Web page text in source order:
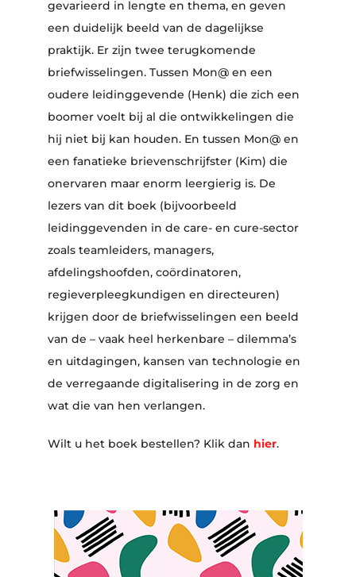
gevarieerd in lengte en thema, en geven
een duidelijk beeld van de dagelijkse
praktijk. Er zijn twee terugkomende
briefwisselingen. Tussen Mon@ en een
oudere leidinggevende (Henk) die zich een
boomer voelt bij al die ontwikkelingen die
hij niet bij kan houden. En tussen Mon@ en
een fanatieke brievenschrijfster (Kim) die
onervaren maar enorm leergierig is. De
lezers van dit boek (bijvoorbeeld
leidinggevenden in de care- en cure-sector
zoals teamleiders, managers,
afdelingshoofden, coördinatoren,
regieverpleegkundigen en directeuren)
krijgen door de briefwisselingen een beeld
van de – vaak heel herkenbare – dilemma’s
en uitdagingen, kansen van technologie en
de verregaande digitalisering in de zorg en
wat die van hen verlangen.
Wilt u het boek bestellen? Klik dan hier.